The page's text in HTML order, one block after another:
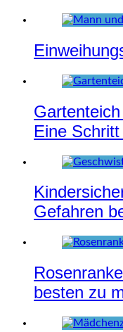
Eine
Gefahren
besten zu